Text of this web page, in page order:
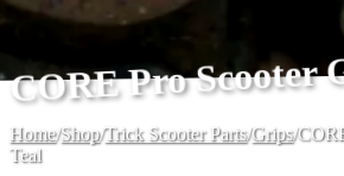
CORE Pro Scooter
Home/Shop/Trick Scooter Parts/Grips/
Teal